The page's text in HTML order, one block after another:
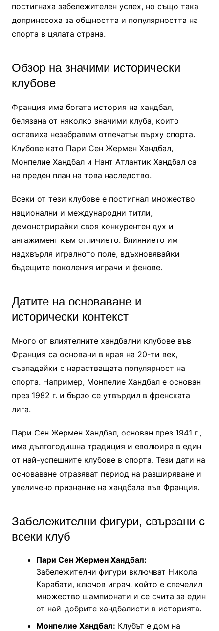
постигнаха забележителен успех, но също така
допринесоха за общността и популярността на
спорта в цялата страна.
Обзор на значими исторически
клубове
Франция има богата история на хандбал,
белязана от няколко значими клуба, които
оставиха незабравим отпечатък върху спорта.
Клубове като Пари Сен Жермен Хандбал,
Монпелие Хандбал и Нант Атлантик Хандбал са
на преден план на това наследство.
Всеки от тези клубове е постигнал множество
национални и международни титли,
демонстрирайки своя конкурентен дух и
ангажимент към отличието. Влиянието им
надхвърля игралното поле, вдъхновявайки
бъдещите поколения играчи и фенове.
Датите на основаване и
исторически контекст
Много от влиятелните хандбални клубове във
Франция са основани в края на 20-ти век,
съвпадайки с нарастващата популярност на
спорта. Например, Монпелие Хандбал е основан
през 1982 г. и бързо се утвърдил в френската
лига.
Пари Сен Жермен Хандбал, основан през 1941 г.,
има дългогодишна традиция и еволюира в един
от най-успешните клубове в спорта. Тези дати на
основаване отразяват период на разширяване и
увеличено признание на хандбала във Франция.
Забележителни фигури, свързани с
всеки клуб
Пари Сен Жермен Хандбал:
Забележителни фигури включват Никола
Карабати, ключов играч, който е спечелил
множество шампионати и се счита за един
от най-добрите хандбалисти в историята.
Монпелие Хандбал: Клубът е дом на